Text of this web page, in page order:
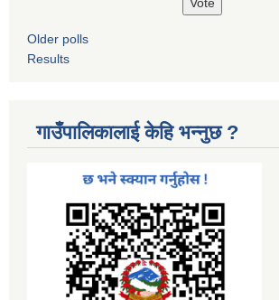
Older polls
Results
गाउँपालिकालाई केहि भन्नुछ ?